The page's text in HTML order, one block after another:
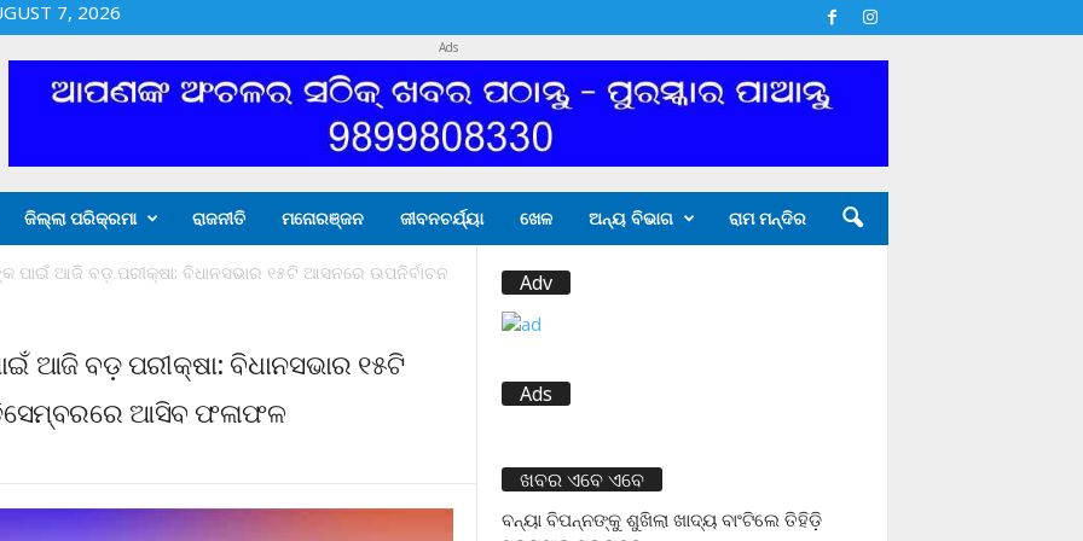
7, 2026
Ads
ଜିଲ୍ଲା ପରିକ୍ରମା ରାଜନୀତି ମନୋରଞ୍ଜନ ଜୀବନଚର୍ଯ୍ୟା ଖେଳ ଅନ୍ୟ ବିଭାଗ ରାମ ମନ୍ଦିର
ପାଇଁ ଆଜି ବଡ଼ ପରୀକ୍ଷା: ବିଧାନସଭାର ୧୫ଟି ଆସନରେ ଉପନିର୍ବାଚନ
ଆଜି ବଡ଼ ପରୀକ୍ଷା: ବିଧାନସଭାର ୧୫ଟି
ଆସିବ ଫଳାଫଳ
Adv
Ads
ଖବର ଏବେ ଏବେ
ବନ୍ୟା ବିପନ୍ନଙ୍କୁ ଶୁଖିଲା ଖାଦ୍ୟ ବାଂଟିଲେ ତିହିଡି଼